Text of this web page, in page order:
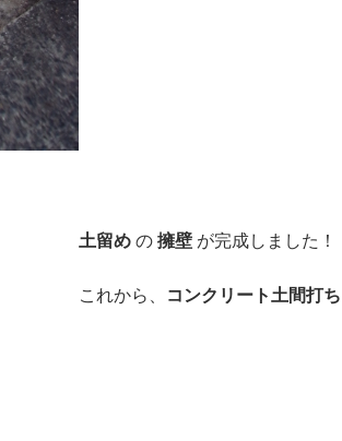
土留め の 擁壁 が完成しました！
これから、 コンクリート土間打ち